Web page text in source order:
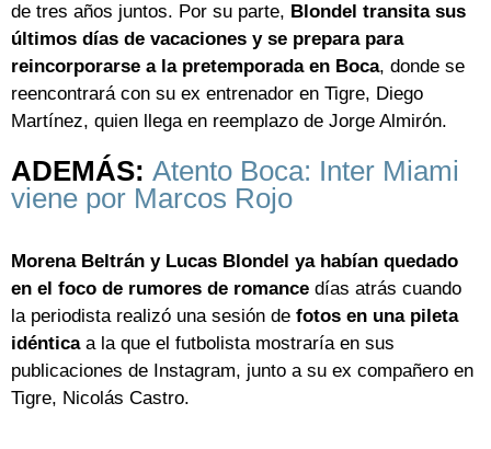
de tres años juntos. Por su parte, Blondel transita sus
últimos días de vacaciones y se prepara para
reincorporarse a la pretemporada en Boca, donde se
reencontrará con su ex entrenador en Tigre, Diego
Martínez, quien llega en reemplazo de Jorge Almirón.
ADEMÁS: Atento Boca: Inter Miami
viene por Marcos Rojo
Morena Beltrán y Lucas Blondel ya habían quedado
en el foco de rumores de romance días atrás cuando
la periodista realizó una sesión de fotos en una pileta
idéntica a la que el futbolista mostraría en sus
publicaciones de Instagram, junto a su ex compañero en
Tigre, Nicolás Castro.